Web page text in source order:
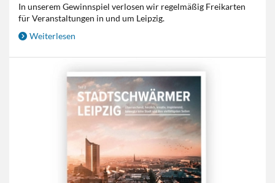
In unserem Gewinnspiel verlosen wir regelmäßig Freikarten
für Veranstaltungen in und um Leipzig.
Weiterlesen